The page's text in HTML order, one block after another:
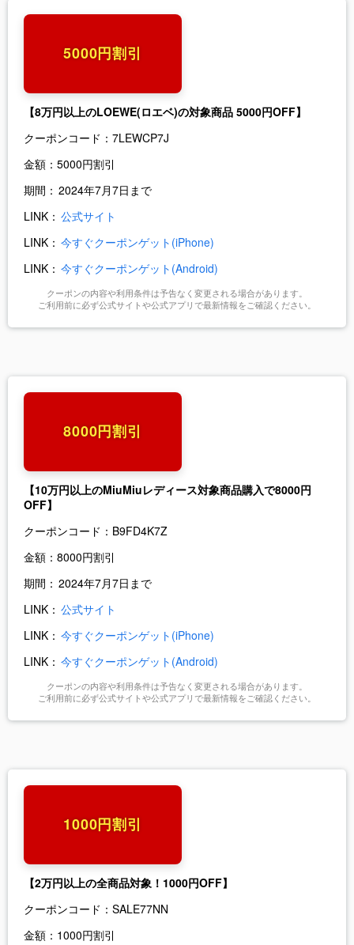
5000円割引
【8万円以上のLOEWE(ロエベ)の対象商品 5000円OFF】
クーポンコード： 7LEWCP7J
金額： 5000円割引
期間： 2024年7月7日まで
LINK： 公式サイト
LINK： 今すぐクーポンゲット(iPhone)
LINK： 今すぐクーポンゲット(Android)
クーポンの内容や利用条件は予告なく変更される場合があります。
ご利用前に必ず公式サイトや公式アプリで最新情報をご確認ください。
8000円割引
【10万円以上のMiuMiuレディース対象商品購入で8000円
OFF】
クーポンコード： B9FD4K7Z
金額： 8000円割引
期間： 2024年7月7日まで
LINK： 公式サイト
LINK： 今すぐクーポンゲット(iPhone)
LINK： 今すぐクーポンゲット(Android)
クーポンの内容や利用条件は予告なく変更される場合があります。
ご利用前に必ず公式サイトや公式アプリで最新情報をご確認ください。
1000円割引
【2万円以上の全商品対象！1000円OFF】
クーポンコード： SALE77NN
金額： 1000円割引